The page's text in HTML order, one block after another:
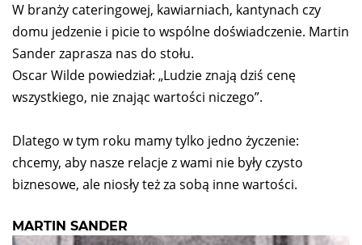
W branży cateringowej, kawiarniach, kantynach czy
domu jedzenie i picie to wspólne doświadczenie. Martin
Sander zaprasza nas do stołu.
Oscar Wilde powiedział: „Ludzie znają dziś cenę
wszystkiego, nie znając wartości niczego”.
Dlatego w tym roku mamy tylko jedno życzenie:
chcemy, aby nasze relacje z wami nie były czysto
biznesowe, ale niosły też za sobą inne wartości.
MARTIN SANDER